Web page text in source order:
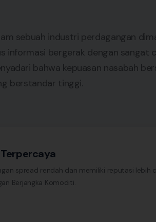
sebuah industri perdagangan
informasi bergerak dengan sangat
bahwa kepuasan nasabah
berstandar tinggi.
spread rendah dan memiliki reputasi lebih
Berjangka Komoditi.